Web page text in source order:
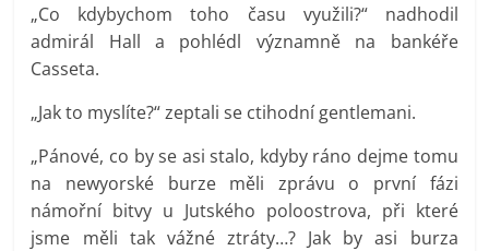
„Co kdybychom toho času využili?“ nadhodil
admirál Hall a pohlédl významně na bankéře
Casseta.
„Jak to myslíte?“ zeptali se ctihodní gentlemani.
„Pánové, co by se asi stalo, kdyby ráno dejme tomu
na newyorské burze měli zprávu o první fázi
námořní bitvy u Jutského poloostrova, při které
jsme měli tak vážné ztráty…? Jak by asi burza